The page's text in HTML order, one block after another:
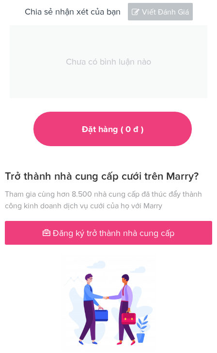
Chia sẻ nhận xét của bạn Viết Đánh Giá
Chưa có bình luận nào
Đặt hàng ( 0đ )
Trở thành nhà cung cấp cưới trên Marry?
Tham gia cùng hơn 8.500 nhà cung cấp đã thúc đẩy thành
công kinh doanh dịch vụ cưới của họ với Marry
Đăng ký trở thành nhà cung cấp